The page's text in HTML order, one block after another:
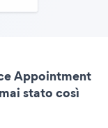
Appointment
stato così